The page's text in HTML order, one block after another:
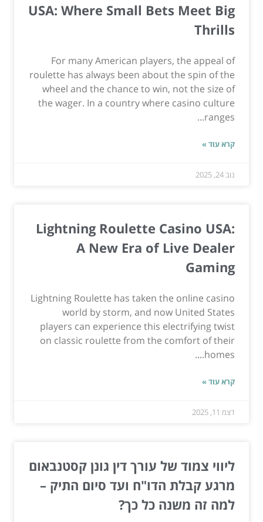
USA: Where Small Bets Meet Big
Thrills
For many American players, the appeal of
roulette has always been about the spin of the
wheel and the chance to win, not the size of
the wager. In a country where casino culture
ranges...
קרא עוד »
נוב 24, 2025
Lightning Roulette Casino USA:
A New Era of Live Dealer
Gaming
Lightning Roulette has taken the online casino
world by storm, and now United States
players can experience this electrifying twist
on classic roulette from the comfort of their
homes....
קרא עוד »
דצמ 11, 2025
ליווי צמוד של עורך דין גונן קסטנבאום
מרגע קבלת הדו"ח ועד סיום התיק –
למה זה משנה כל כך?